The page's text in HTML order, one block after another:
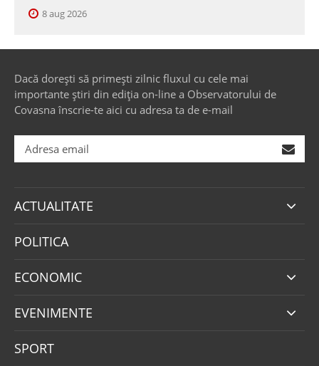
8 aug 2026
Dacă dorești să primești zilnic fluxul cu cele mai
importante știri din ediția on-line a Observatorului de
Covasna înscrie-te aici cu adresa ta de e-mail
ACTUALITATE
POLITICA
ECONOMIC
EVENIMENTE
SPORT